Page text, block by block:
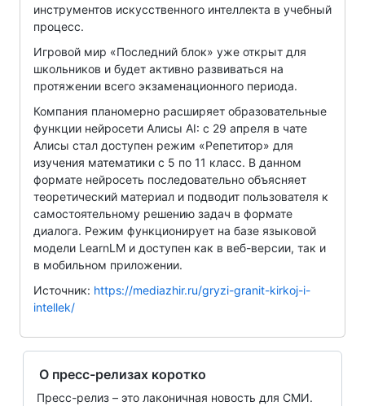
инструментов искусственного интеллекта в учебный
процесс.
Игровой мир «Последний блок» уже открыт для
школьников и будет активно развиваться на
протяжении всего экзаменационного периода.
Компания планомерно расширяет образовательные
функции нейросети Алисы AI: с 29 апреля в чате
Алисы стал доступен режим «Репетитор» для
изучения математики с 5 по 11 класс. В данном
формате нейросеть последовательно объясняет
теоретический материал и подводит пользователя к
самостоятельному решению задач в формате
диалога. Режим функционирует на базе языковой
модели LearnLM и доступен как в веб-версии, так и
в мобильном приложении.
Источник: https://mediazhir.ru/gryzi-granit-kirkoj-i-
intellek/
О пресс-релизах коротко
Пресс-релиз – это лаконичная новость для СМИ.